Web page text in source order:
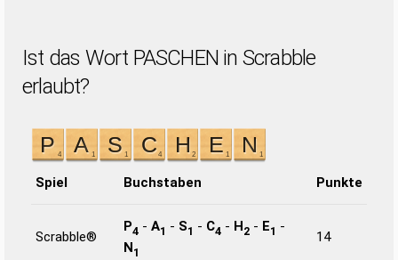
Ist das Wort PASCHEN in Scrabble
erlaubt?
Spiel Buchstaben Punkte
Scrabble®
P4 - A1 - S1 - C4 - H2 - E1 -
N1
14